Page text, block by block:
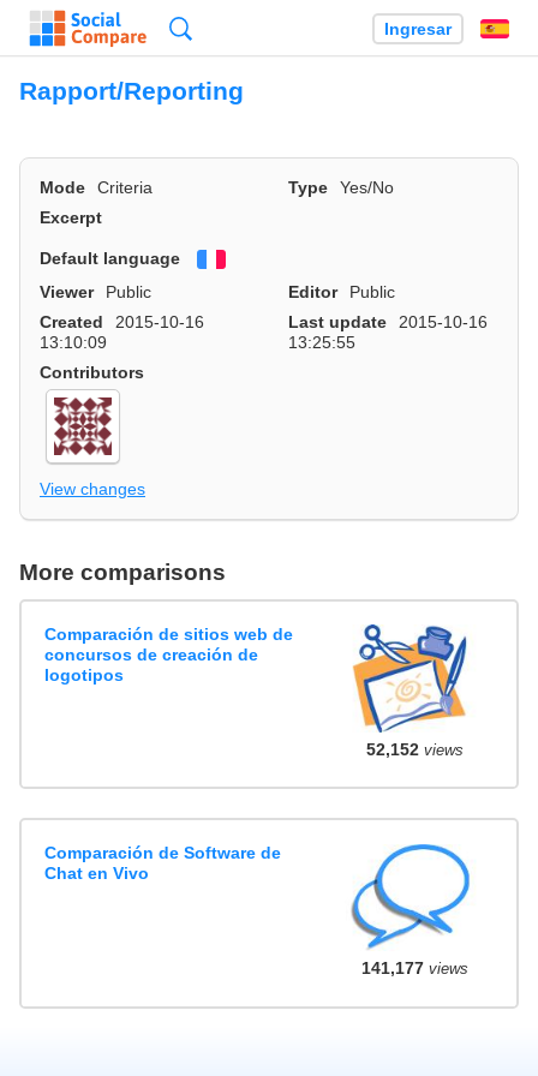
Ingresar
Rapport/Reporting
Mode Criteria Type
Yes/No
Excerpt
Default language
Viewer
Public Editor
Public
Created
2015-10-16
13:10:09
Last update
2015-10-16
13:25:55
Contributors
View changes
More comparisons
Comparación de sitios web de
concursos de creación de
logotipos
52,152views
Comparación de Software de
Chat en Vivo
141,177views